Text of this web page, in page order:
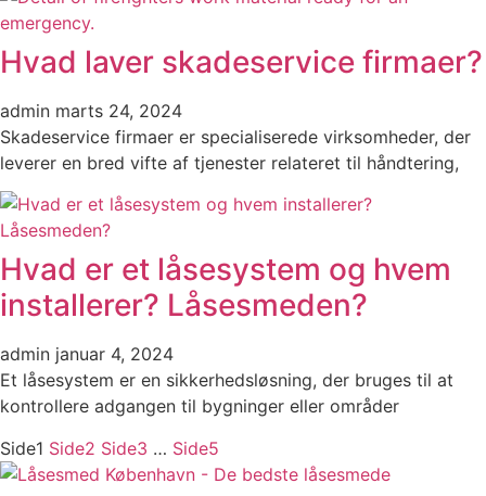
Hvad laver skadeservice firmaer?
admin marts 24, 2024
Skadeservice firmaer er specialiserede virksomheder, der
leverer en bred vifte af tjenester relateret til håndtering,
Hvad er et låsesystem og hvem
installerer? Låsesmeden?
admin januar 4, 2024
Et låsesystem er en sikkerhedsløsning, der bruges til at
kontrollere adgangen til bygninger eller områder
Side1 Side2 Side3 … Side5